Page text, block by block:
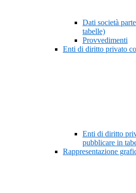
Dati società
tabelle)
Provvedimenti
Enti di diritto privato
Enti di diritto
pubblicare in
Rappresentazione